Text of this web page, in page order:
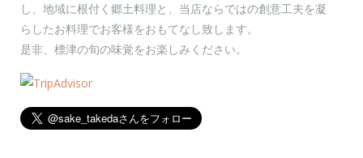
し、地域に根付く郷土料理と、当店ならではの創意工夫を凝
らしたお料理でお客様をおもてなし致します。
是非、標津の旬の味覚をお楽しみください。